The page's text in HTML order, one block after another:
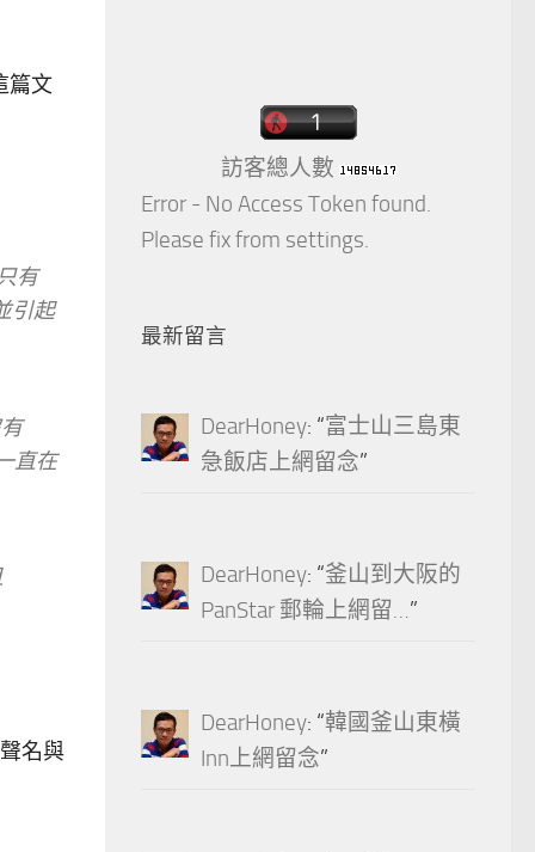
篇文
有
引起
直在
名與
訪客總人數
Error - No Access Token found.
Please fix from settings.
最新留言
DearHoney: “富士山三島東
急飯店上網留念”
DearHoney: “釜山到大阪的
PanStar 郵輪上網留…”
DearHoney: “韓國釜山東橫
Inn上網留念”